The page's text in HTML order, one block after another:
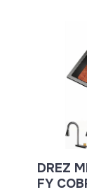
DREZ
FY